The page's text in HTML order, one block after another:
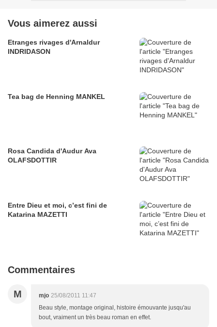
Vous aimerez aussi
Etranges rivages d'Arnaldur
INDRIDASON
Tea bag de Henning MANKEL
Rosa Candida d'Audur Ava
OLAFSDOTTIR
Entre Dieu et moi, c’est fini de
Katarina MAZETTI
Commentaires
M mjo 25/08/2011 11:47
Beau style, montage original, histoire émouvante jusqu'au
bout, vraiment un très beau roman en effet.